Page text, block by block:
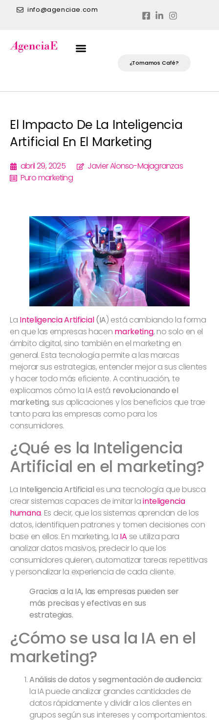
info@agenciae.com
¿Tomamos Café?
El Impacto De La Inteligencia
Artificial En El Marketing
abril 29, 2025
Javier Alonso-Majagranzas
Puro marketing
La Inteligencia Artificial(IA) está cambiando la forma
en que las empresas hacen marketing, no solo en el
ámbito digital, sino también en el marketing en
general. Esta tecnología permite a las marcas
mejorar sus estrategias, entender mejor a sus clientes
y hacer todo más eficiente. A continuación, te
explicamos cómo la IA está revolucionando el
marketing, sus aplicaciones y los beneficios que trae
tanto para las empresas como para los
consumidores.
¿Qué es la Inteligencia
Artificial en el marketing?
La Inteligencia Artificial es una tecnología que busca
crear sistemas capaces de imitar lainteligencia
humana. Es decir, que los sistemas aprendan de los
datos, identifiquen patrones y tomen decisiones con
base en ellos. En marketing, la IA se utiliza para
analizar datos masivos, predecir lo que los
consumidores quieren, automatizar tareas repetitivas
y personalizar la experiencia de cada cliente.
Gracias a la IA, las empresas pueden ser
más precisas y efectivas en sus
estrategias.
¿Cómo se usa la IA en el
marketing?
Análisis de datos y segmentación de audiencia:
la IA puede analizar grandes cantidades de
datos rápidamente y dividir a los clientes en
grupos según sus intereses y comportamientos.